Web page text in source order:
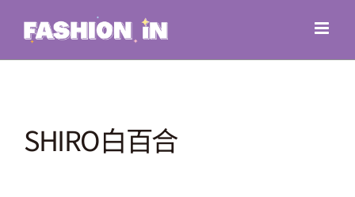
content
SHIRO白百合